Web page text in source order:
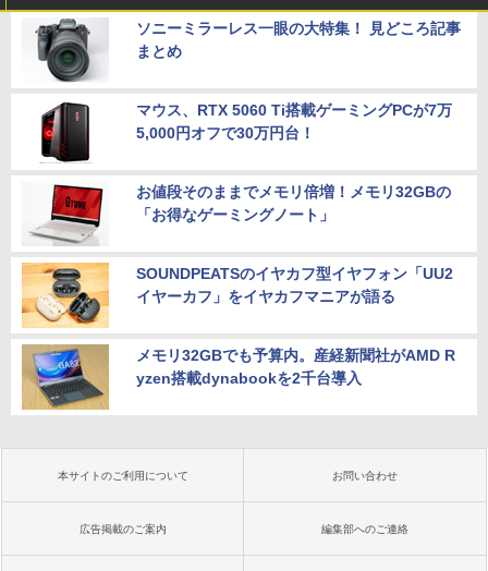
ソニーミラーレス一眼の大特集！ 見どころ記事
まとめ
マウス、RTX 5060 Ti搭載ゲーミングPCが7万
5,000円オフで30万円台！
お値段そのままでメモリ倍増！メモリ32GBの
「お得なゲーミングノート」
SOUNDPEATSのイヤカフ型イヤフォン「UU2
イヤーカフ」をイヤカフマニアが語る
メモリ32GBでも予算内。産経新聞社がAMD R
yzen搭載dynabookを2千台導入
本サイトのご利用について お問い合わせ
広告掲載のご案内 編集部へのご連絡